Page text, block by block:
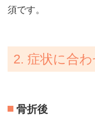
須です。
2. 症状に合
骨折後